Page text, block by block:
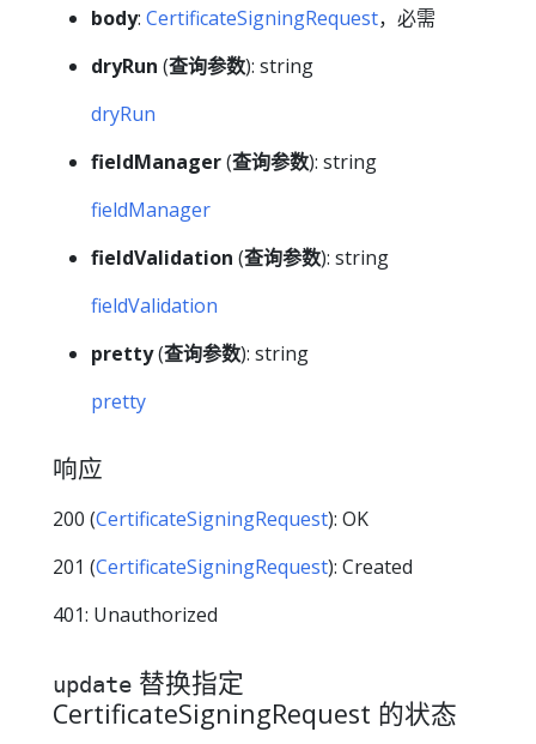
body: CertificateSigningRequest，必需
dryRun (查询参数): string
dryRun
fieldManager(查询参数): string
fieldManager
fieldValidation (查询参数): string
fieldValidation
pretty(查询参数): string
pretty
响应
200 (CertificateSigningRequest): OK
201 (CertificateSigningRequest): Created
401: Unauthorized
update 替换指定
CertificateSigningRequest 的状态